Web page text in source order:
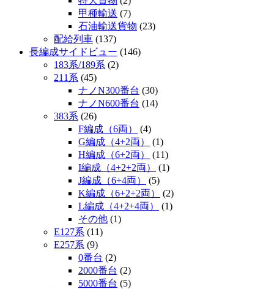
甲種輸送 (7)
石油輸送貨物 (23)
配給列車 (137)
長編成サイドビュー (146)
183系/189系 (2)
211系 (45)
ナノN300番台 (30)
ナノN600番台 (14)
383系 (26)
F編成（6両）
(4)
G編成（4+2両）
(1)
H編成（6+2両）
(11)
I編成（4+2+2両）
(1)
J編成（6+4両）
(5)
K編成（6+2+2両）
(2)
L編成（4+2+4両）
(1)
その他 (1)
E127系 (11)
E257系 (9)
0番台 (2)
2000番台 (2)
5000番台 (5)